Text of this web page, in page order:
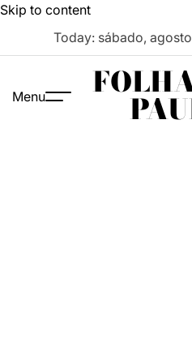
Skip to content
Today: sábado,
Menu